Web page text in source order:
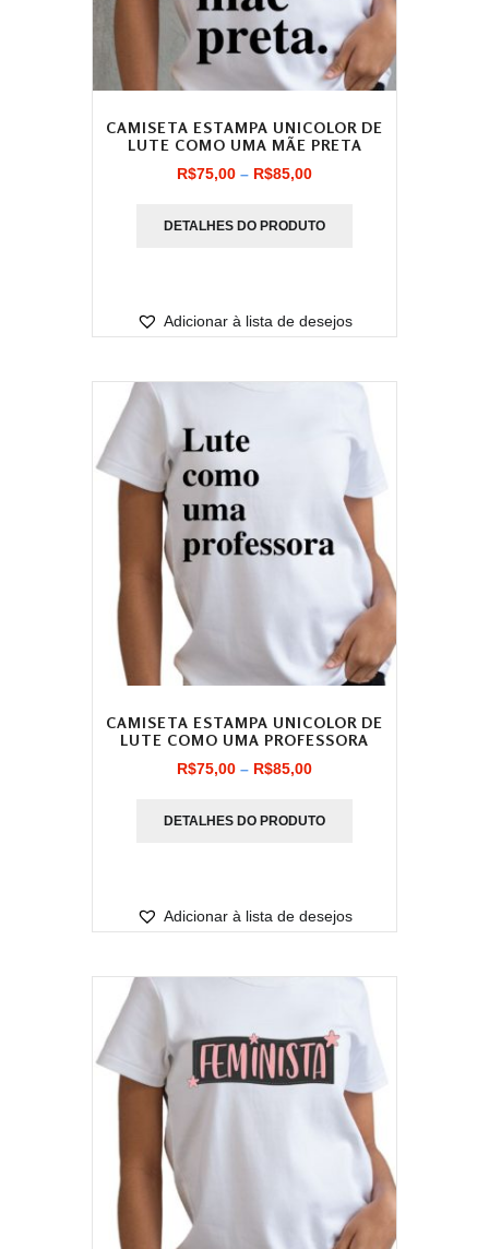
CAMISETA ESTAMPA UNICOLOR DE
LUTE COMO UMA MÃE PRETA
R$75,00 – R$85,00Faixa
preço:
R$85,00
DETALHES DO PRODUTO
Adicionar à lista de desejos
CAMISETA ESTAMPA UNICOLOR DE
LUTE COMO UMA PROFESSORA
R$75,00 – R$85,00Faixa
preço:
R$85,00
DETALHES DO PRODUTO
Adicionar à lista de desejos